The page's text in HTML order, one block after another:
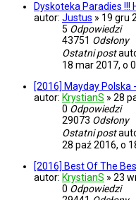
Dyskoteka Paradies !!!
autor: Justus » 19 gru
5 Odpowiedzi
43751 Odsłony
Ostatni post
18 mar 2017, o
[2016] Mayday Polska
autor: KrystianS » 28
0 Odpowiedzi
29073 Odsłony
Ostatni post
28 paź 2016, o
[2016] Best Of The
autor: KrystianS » 23
0 Odpowiedzi